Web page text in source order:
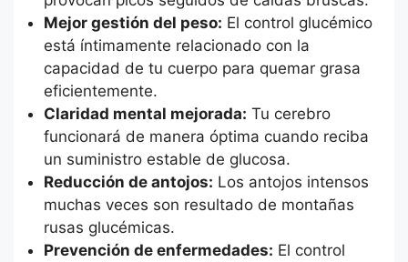
Mejor gestión del peso: El control glucémico
está íntimamente relacionado con la
capacidad de tu cuerpo para quemar grasa
eficientemente.
Claridad mental mejorada: Tu cerebro
funcionará de manera óptima cuando reciba
un suministro estable de glucosa.
Reducción de antojos: Los antojos intensos
muchas veces son resultado de montañas
rusas glucémicas.
Prevención de enfermedades: El control